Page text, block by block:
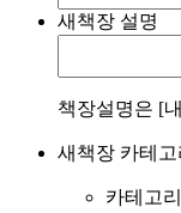
새책장 설명
책장설명은 [
새책장 카테고
카테고리